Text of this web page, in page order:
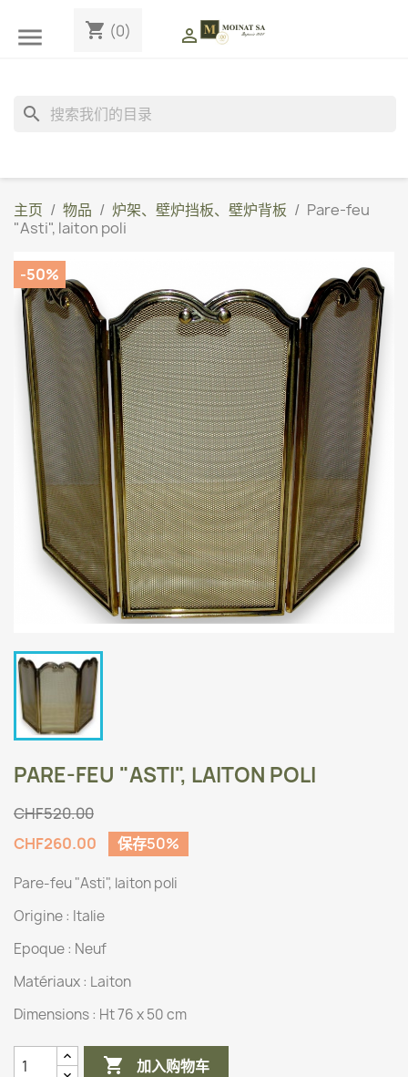
 shopping_cart (0) 
search
主页 物品 炉架、壁炉挡板、壁炉背板
Pare-feu
"Asti", laiton poli
-50%
PARE-FEU "ASTI", LAITON POLI
CHF520.00
CHF260.00
保存50%
Pare-feu "Asti", laiton poli
Origine : Italie
Epoque : Neuf
Matériaux : Laiton
Dimensions : Ht 76 x 50 cm
 加入购物车